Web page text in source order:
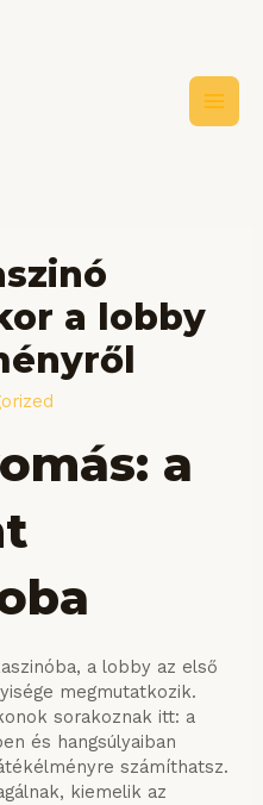
Main
a lobby
a
a lobby az első
megmutatkozik.
sorakoznak itt: a
és hangsúlyaiban
számíthatsz.
kiemelik az